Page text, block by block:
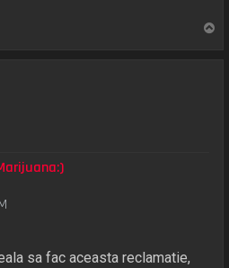
sa fac aceasta reclamatie,